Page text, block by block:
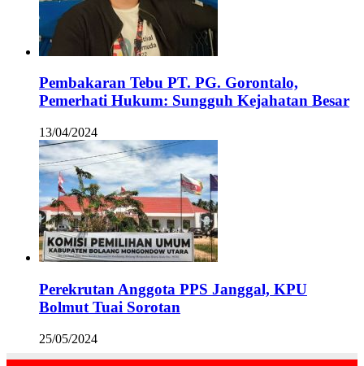
Pembakaran Tebu PT. PG. Gorontalo,
Pemerhati Hukum: Sungguh Kejahatan Besar
13/04/2024
Perekrutan Anggota PPS Janggal, KPU
Bolmut Tuai Sorotan
25/05/2024